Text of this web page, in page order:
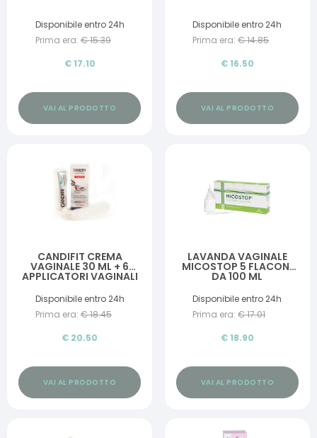
Disponibile entro 24h
Prima era: €15.39
€ 17.10
VAI AL PRODOTTO
Disponibile entro 24h
Prima era: €14.85
€ 16.50
VAI AL PRODOTTO
CANDIFIT CREMA
VAGINALE 30 ML + 6
APPLICATORI VAGINALI
Disponibile entro 24h
Prima era: €18.45
€ 20.50
VAI AL PRODOTTO
LAVANDA VAGINALE
MICOSTOP 5 FLACONI
DA 100 ML
Disponibile entro 24h
Prima era: €17.01
€ 18.90
VAI AL PRODOTTO